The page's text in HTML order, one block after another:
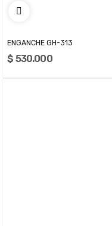
ENGANCHE GH-313
$ 530.000